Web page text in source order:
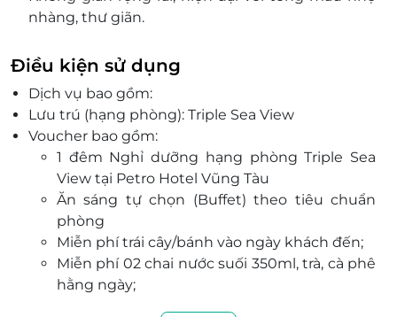
nhàng, thư giãn.
nhìn hướng th ành ph
òng qua LifeLink
ưu đ ãi h ấp dẫn.
Điều kiện sử dụng
Dịch vụ bao gồm:
Lưu trú (hạng phòng): Triple Sea View
Voucher bao gồm:
1 đêm Nghỉ dưỡng hạng phòng Triple Sea
View tại Petro Hotel Vũng Tàu
Ăn sáng tự chọn (Buffet) theo tiêu chuẩn
phòng
Miễn phí trái cây/bánh vào ngày khách đến;
Miễn phí 02 chai nước suối 350ml, trà, cà phê
hằng ngày;